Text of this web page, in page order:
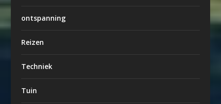
ontspanning
Reizen
Techniek
Tuin